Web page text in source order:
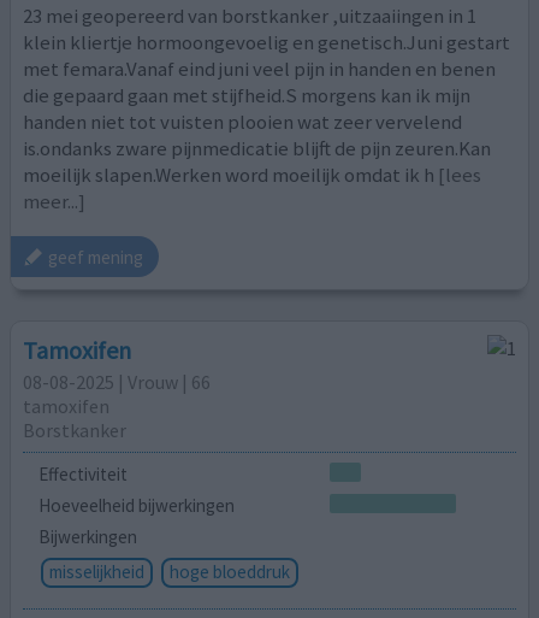
23 mei geopereerd van borstkanker ,uitzaaiingen in 1
klein kliertje hormoongevoelig en genetisch.Juni gestart
met femara.Vanaf eind juni veel pijn in handen en benen
die gepaard gaan met stijfheid.S morgens kan ik mijn
handen niet tot vuisten plooien wat zeer vervelend
is.ondanks zware pijnmedicatie blijft de pijn zeuren.Kan
moeilijk slapen.Werken word moeilijk omdat ik h [lees
meer...]
geef mening
Tamoxifen
08-08-2025 | Vrouw | 66
tamoxifen
Borstkanker
Effectiviteit
Hoeveelheid bijwerkingen
Bijwerkingen
misselijkheid
hoge bloeddruk